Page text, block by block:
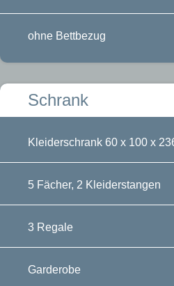
ohne Bettbezug
Schrank
Kleiderschrank 60 x 100 x
5 Fächer, 2 Kleiderstangen
3 Regale
Garderobe